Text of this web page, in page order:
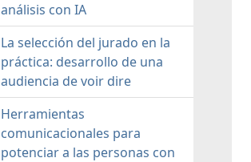
análisis con IA
La selección del jurado en la
práctica: desarrollo de una
audiencia de voir dire
Herramientas
comunicacionales para
potenciar a las personas con